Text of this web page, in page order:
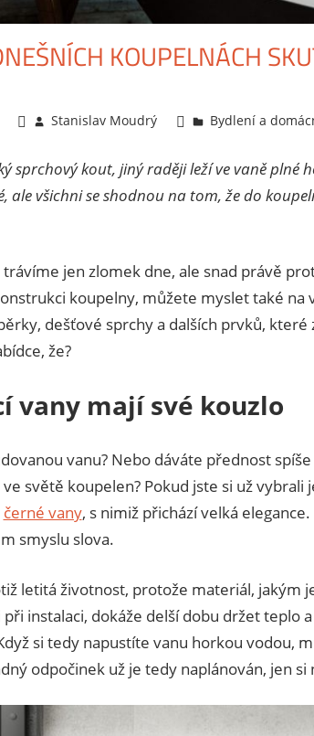
KOUPELNÁCH
Stanislav Moudrý Bydlení a
sprchový kout, jiný raději leží ve vaně plné
ale všichni se shodnou na tom, že do
jen zlomek dne, ale snad právě
koupelny, můžete myslet také
dešťové sprchy a dalších prvků,
že?
vany mají své kouzlo
vanu? Nebo dáváte přednost
světě koupelen? Pokud jste si už vybrali
černé vany, s nimiž přichází velká
smyslu slova.
letitá životnost, protože materiál, jakým
instalaci, dokáže delší dobu držet teplo
si tedy napustíte vanu horkou vodou,
odpočinek už je tedy naplánován, jen